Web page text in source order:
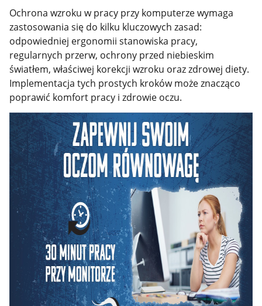
Ochrona wzroku w pracy przy komputerze wymaga
zastosowania się do kilku kluczowych zasad:
odpowiedniej ergonomii stanowiska pracy,
regularnych przerw, ochrony przed niebieskim
światłem, właściwej korekcji wzroku oraz zdrowej diety.
Implementacja tych prostych kroków może znacząco
poprawić komfort pracy i zdrowie oczu.